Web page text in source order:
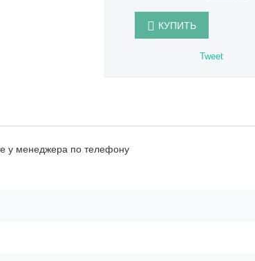
КУПИТЬ
Tweet
у менеджера по телефону